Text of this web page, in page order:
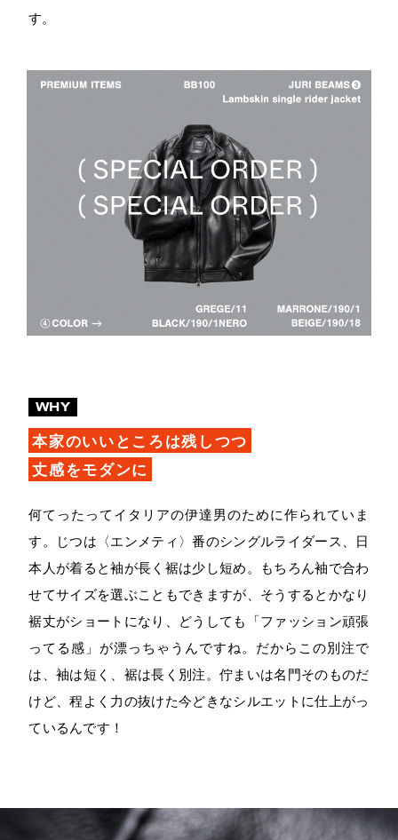
す。
WHY
本家のいいところは残しつつ
丈感をモダンに
何てったってイタリアの伊達男のために作られていま
す。じつは〈エンメティ〉番のシングルライダース、日
本人が着ると袖が長く裾は少し短め。もちろん袖で合わ
せてサイズを選ぶこともできますが、そうするとかなり
裾丈がショートになり、どうしても「ファッション頑張
ってる感」が漂っちゃうんですね。だからこの別注で
は、袖は短く、裾は長く別注。佇まいは名門そのものだ
けど、程よく力の抜けた今どきなシルエットに仕上がっ
ているんです！